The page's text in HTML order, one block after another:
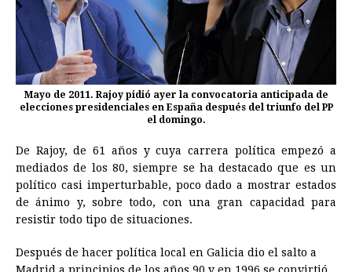
Mayo de 2011. Rajoy pidió ayer la convocatoria anticipada de
elecciones presidenciales en España después del triunfo del PP
el domingo.
De Rajoy, de 61 años y cuya carrera política empezó a
mediados de los 80, siempre se ha destacado que es un
político casi imperturbable, poco dado a mostrar estados
de ánimo y, sobre todo, con una gran capacidad para
resistir todo tipo de situaciones.
Después de hacer política local en Galicia dio el salto a